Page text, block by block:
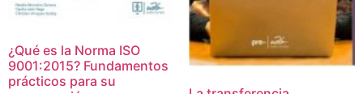
¿Qué es la Norma ISO
9001:2015? Fundamentos
prácticos para su